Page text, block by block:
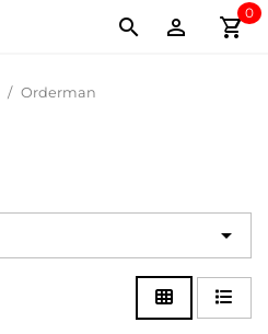
shopping_cart
0


Orderman
